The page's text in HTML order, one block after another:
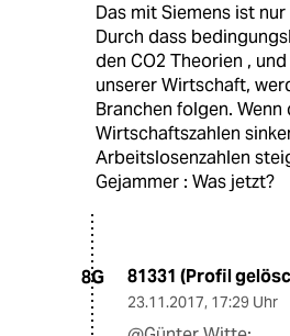
Das mit Siemens ist
Durch dass
den CO2 Theorien ,
unserer Wirtschaft,
Branchen folgen. Wenn
Wirtschaftszahlen
Arbeitslosenzahlen
Gejammer : Was jetzt?
8G 81331 (Profil
23.11.2017, 17:29 Uhr